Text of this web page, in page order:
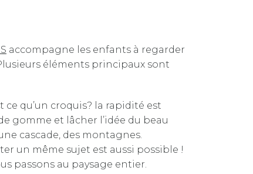
accompagne les enfants à regarder
éléments principaux sont
qu’un croquis? la rapidité est
gomme et lâcher l’idée du beau
cascade, des montagnes.
un même sujet est aussi possible !
passons au paysage entier.